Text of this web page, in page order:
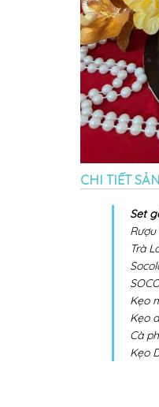
CHI TIẾT
Set
Trà
Kẹo
Kẹo
Cà
Kẹo